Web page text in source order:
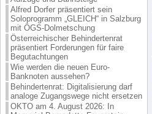
Alfred Dorfer präsentiert sein
Soloprogramm „GLEICH“ in Salzburg
mit ÖGS-Dolmetschung
Österreichischer Behindertenrat
präsentiert Forderungen für faire
Begutachtungen
Wie werden die neuen Euro-
Banknoten aussehen?
Behindertenrat: Digitalisierung darf
analoge Zugangswege nicht ersetzen
OKTO am 4. August 2026: In